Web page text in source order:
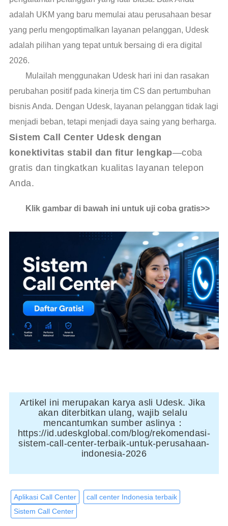
adalah UKM yang baru memulai atau perusahaan besar
yang perlu mengoptimalkan layanan pelanggan, Udesk
adalah pilihan yang tepat untuk bersaing di era digital
2026.
Mulailah menggunakan Udesk hari ini dan rasakan
perubahan positif pada kinerja tim CS dan pertumbuhan
bisnis Anda. Dengan Udesk, layanan pelanggan tidak lagi
menjadi beban, tetapi menjadi daya saing yang berharga.
Sistem Call Center Udesk dengan
konektivitas stabil dan fitur lengkap—coba
gratis dan tingkatkan kualitas layanan telepon
Anda.
Klik gambar di bawah ini untuk uji coba gratis>>
Artikel ini merupakan karya asli Udesk. Jika
akan diterbitkan ulang, wajib selalu
mencantumkan sumber aslinya：
https://id.udeskglobal.com/blog/rekomendasi-
sistem-call-center-terbaik-untuk-perusahaan-
indonesia-2026
Aplikasi Call Center
call center Indonesia terbaik
Sistem Call Center